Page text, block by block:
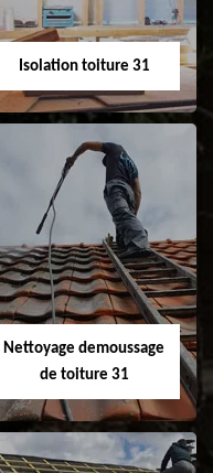
Isolation toiture 31
Isolation toiture 31
Nettoyage demoussage
de toiture 31